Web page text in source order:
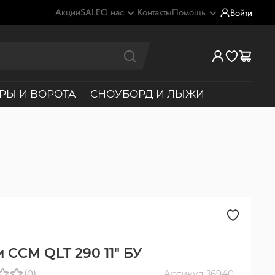
АкцииSALEО нас КонтактыПомощь Войти
И ВОРОТА СНОУБОРД И ЛЫЖИ
QLT 290 11" БУ